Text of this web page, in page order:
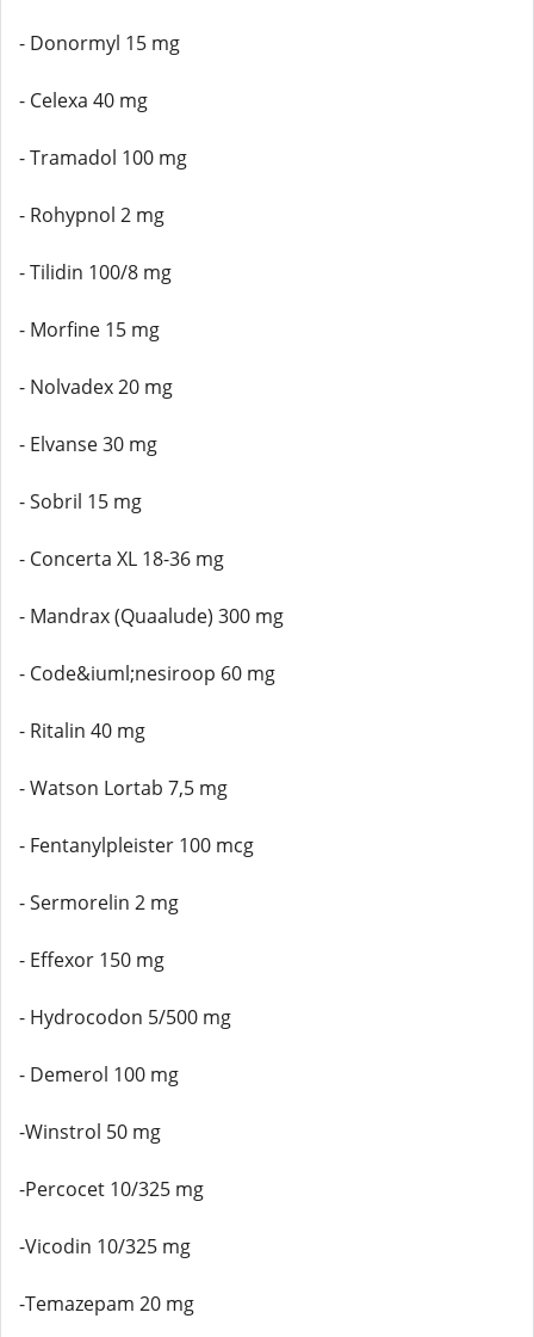
- Donormyl 15 mg
- Celexa 40 mg
- Tramadol 100 mg
- Rohypnol 2 mg
- Tilidin 100/8 mg
- Morfine 15 mg
- Nolvadex 20 mg
- Elvanse 30 mg
- Sobril 15 mg
- Concerta XL 18-36 mg
- Mandrax (Quaalude) 300 mg
- Code&iuml;nesiroop 60 mg
- Ritalin 40 mg
- Watson Lortab 7,5 mg
- Fentanylpleister 100 mcg
- Sermorelin 2 mg
- Effexor 150 mg
- Hydrocodon 5/500 mg
- Demerol 100 mg
-Winstrol 50 mg
-Percocet 10/325 mg
-Vicodin 10/325 mg
-Temazepam 20 mg